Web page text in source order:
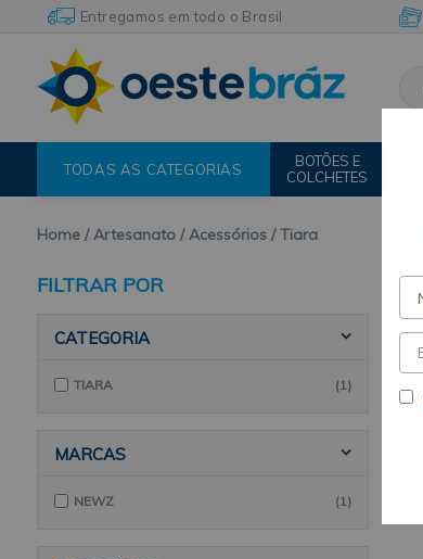
Entregamos em todo o Brasil
TODAS AS CATEGORIAS
BOTÕES E
COLCHETES
Home Artesanato Acessórios Tiara
FILTRAR POR
CATEGORIA
TIARA (1)
MARCAS
NEWZ (1)